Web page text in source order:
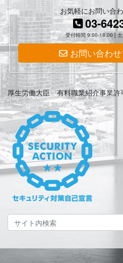
お気軽にお問い合
03-
受付時間 9:00-18:00 [
お問い合わ
厚生労働大臣 有料職業紹介事業